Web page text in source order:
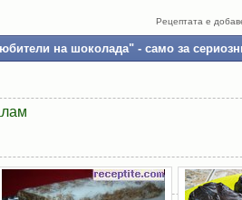
Рецептата е
на шоколада" - само за